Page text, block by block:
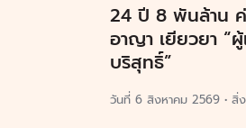
24 ปี 8 พันล้าน
อาญา เยียวยา “
บริสุทธิ์”
วันที่ 6 สิงหาคม 2569 • สิ่